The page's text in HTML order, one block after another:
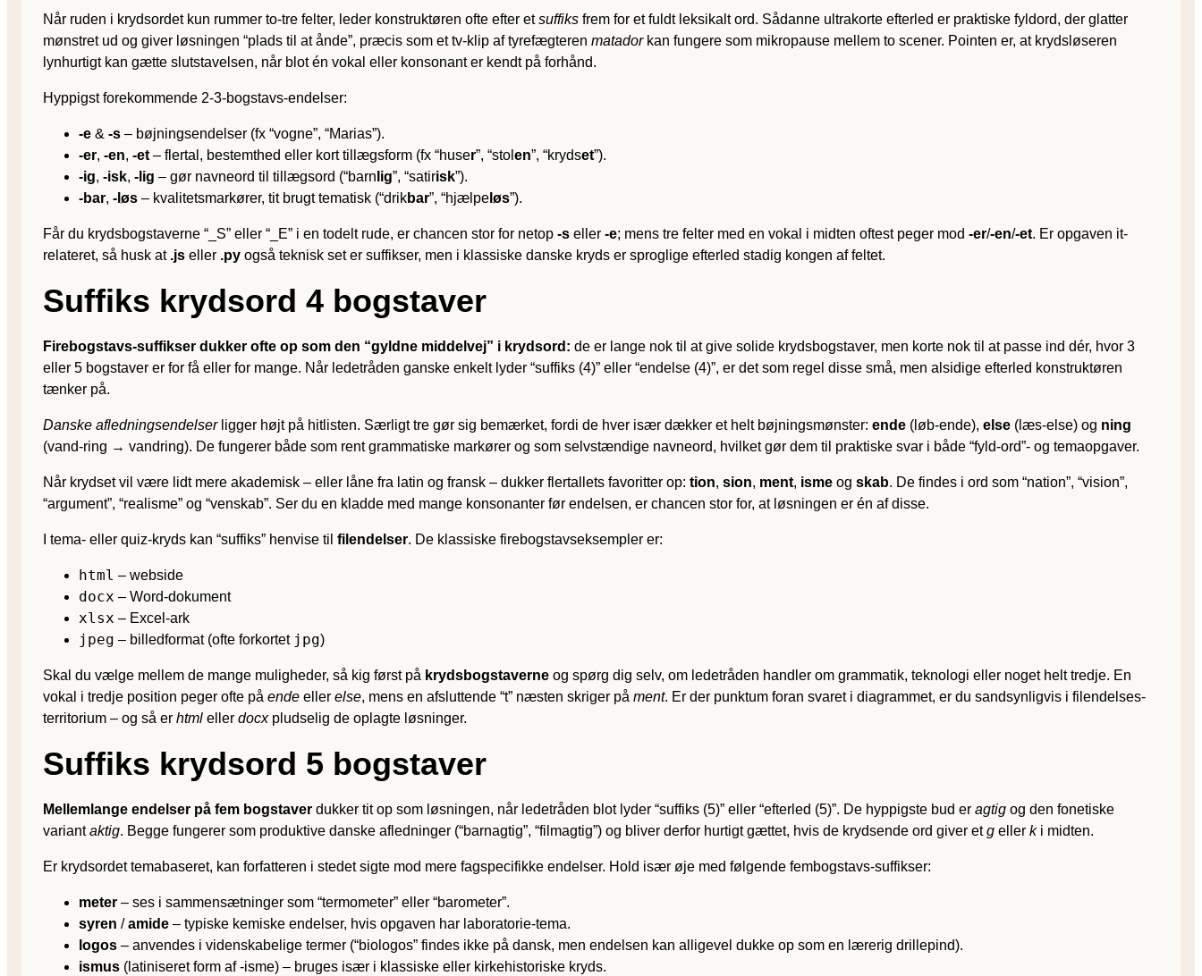
Når ruden i krydsordet kun rummer to-tre felter, leder konstruktøren ofte efter etsuffiks frem for et fuldt leksikalt ord. Sådanne ultrakorte efterled er praktiske fyldord, der glatter
mønstret ud og giver løsningen “plads til at ånde”, præcis som et tv-klip af tyrefægteren matadorkan fungere som mikropause mellem to scener. Pointen er, at krydsløseren
lynhurtigt kan gætte slutstavelsen, når blot én vokal eller konsonant er kendt på forhånd.
Hyppigst forekommende 2-3-bogstavs-endelser:
-e & -s – bøjningsendelser (fx “vogne”, “Marias”).
-er, -en, -et – flertal, bestemthed eller kort tillægsform (fx “huser”, “stol en”, “krydset”).
-ig, -isk, -lig – gør navneord til tillægsord (“barn lig”, “satirisk”).
-bar, -løs – kvalitetsmarkører, tit brugt tematisk (“drikbar”, “hjælpe løs”).
Får du krydsbogstaverne “_S” eller “_E” i en todelt rude, er chancen stor for netop -s eller -e; mens tre felter med en vokal i midten oftest peger mod -er/-en/-et. Er opgaven it-
relateret, så husk at .js eller .py også teknisk set er suffikser, men i klassiske danske kryds er sproglige efterled stadig kongen af feltet.
Suffiks krydsord 4 bogstaver
Firebogstavs-suffikser dukker ofte op som den “gyldne middelvej” i krydsord: de er lange nok til at give solide krydsbogstaver, men korte nok til at passe ind dér, hvor 3
eller 5 bogstaver er for få eller for mange. Når ledetråden ganske enkelt lyder “suffiks (4)” eller “endelse (4)”, er det som regel disse små, men alsidige efterled konstruktøren
tænker på.
Danske afledningsendelserligger højt på hitlisten. Særligt tre gør sig bemærket, fordi de hver især dækker et helt bøjningsmønster: ende (løb-ende), else (læs-else) og ning
(vand-ring → vandring). De fungerer både som rent grammatiske markører og som selvstændige navneord, hvilket gør dem til praktiske svar i både “fyld-ord”- og temaopgaver.
Når krydset vil være lidt mere akademisk – eller låne fra latin og fransk – dukker flertallets favoritter op: tion, sion, ment, isme og skab. De findes i ord som “nation”, “vision”,
“argument”, “realisme” og “venskab”. Ser du en kladde med mange konsonanter før endelsen, er chancen stor for, at løsningen er én af disse.
I tema- eller quiz-kryds kan “suffiks” henvise til filendelser. De klassiske firebogstavs­eksempler er:
html – webside
docx – Word-dokument
xlsx – Excel-ark
jpeg – billedformat (ofte forkortet jpg)
Skal du vælge mellem de mange muligheder, så kig først på krydsbogstaverne og spørg dig selv, om ledetråden handler om grammatik, teknologi eller noget helt tredje. En
vokal i tredje position peger ofte på ende eller else, mens en afsluttende “t” næsten skriger på ment. Er der punktum foran svaret i diagrammet, er du sandsynligvis i filendelses-
territorium – og så er html eller docxpludselig de oplagte løsninger.
Suffiks krydsord 5 bogstaver
Mellemlange endelser på fem bogstaver dukker tit op som løsningen, når ledetråden blot lyder “suffiks (5)” eller “efterled (5)”. De hyppigste bud er agtig og den fonetiske
variantaktig. Begge fungerer som produktive danske afledninger (“barnagtig”, “film­agtig”) og bliver derfor hurtigt gættet, hvis de krydsende ord giver etg eller ki midten.
Er krydsordet temabaseret, kan forfatteren i stedet sigte mod mere fagspecifikke endelser. Hold især øje med følgende fembogstavs-suffikser:
meter – ses i sammensætninger som “termometer” eller “barometer”.
syren /amide – typiske kemiske endelser, hvis opgaven har laboratorie-tema.
logos – anvendes i videnskabelige termer (“biologos” findes ikke på dansk, men endelsen kan alligevel dukke op som en lærerig drillepind).
ismus (latiniseret form af -isme) – bruges især i klassiske eller kirkehistoriske kryds.